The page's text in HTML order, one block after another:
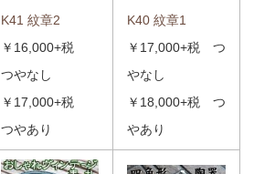
K41 紋章2
￥16,000+税
つやなし
￥17,000+税
つやあり
K40 紋章1
￥17,000+税 つ
やなし
￥18,000+税 つ
やあり